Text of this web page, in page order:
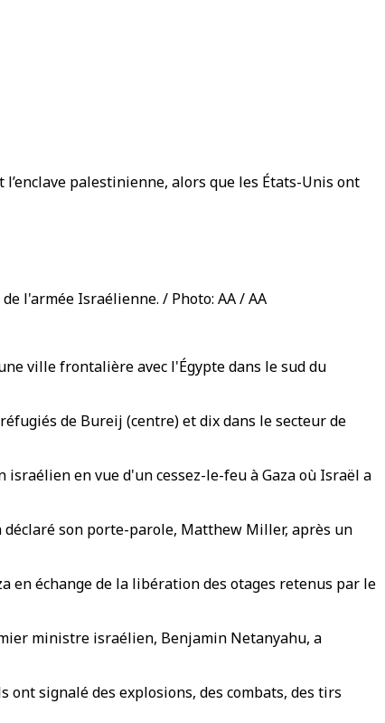
palestinienne, alors que les États-Unis ont
l'armée Israélienne. / Photo: AA / AA
ville frontalière avec l'Égypte dans le sud du
de Bureij (centre) et dix dans le secteur de
en vue d'un cessez-le-feu à Gaza où Israël a
son porte-parole, Matthew Miller, après un
en échange de la libération des otages retenus par le
ministre israélien, Benjamin Netanyahu, a
ont signalé des explosions, des combats, des tirs